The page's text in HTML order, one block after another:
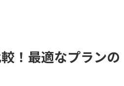
！最適なプランの